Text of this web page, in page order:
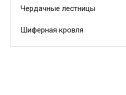
Чердачные лестницы
Шиферная кровля